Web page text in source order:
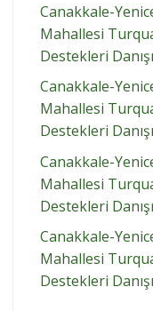
Canakkale-
Mahallesi
Destekleri
Canakkale-
Mahallesi
Destekleri
Canakkale-
Mahallesi
Destekleri
Canakkale-
Mahallesi
Destekleri